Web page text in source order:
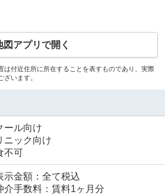
図アプリで開く
付近住所に所在することを表すものであり、実際
います。
ール向け
ニック向け
不可
金額：全て税込
手数料：賃料1ヶ月分